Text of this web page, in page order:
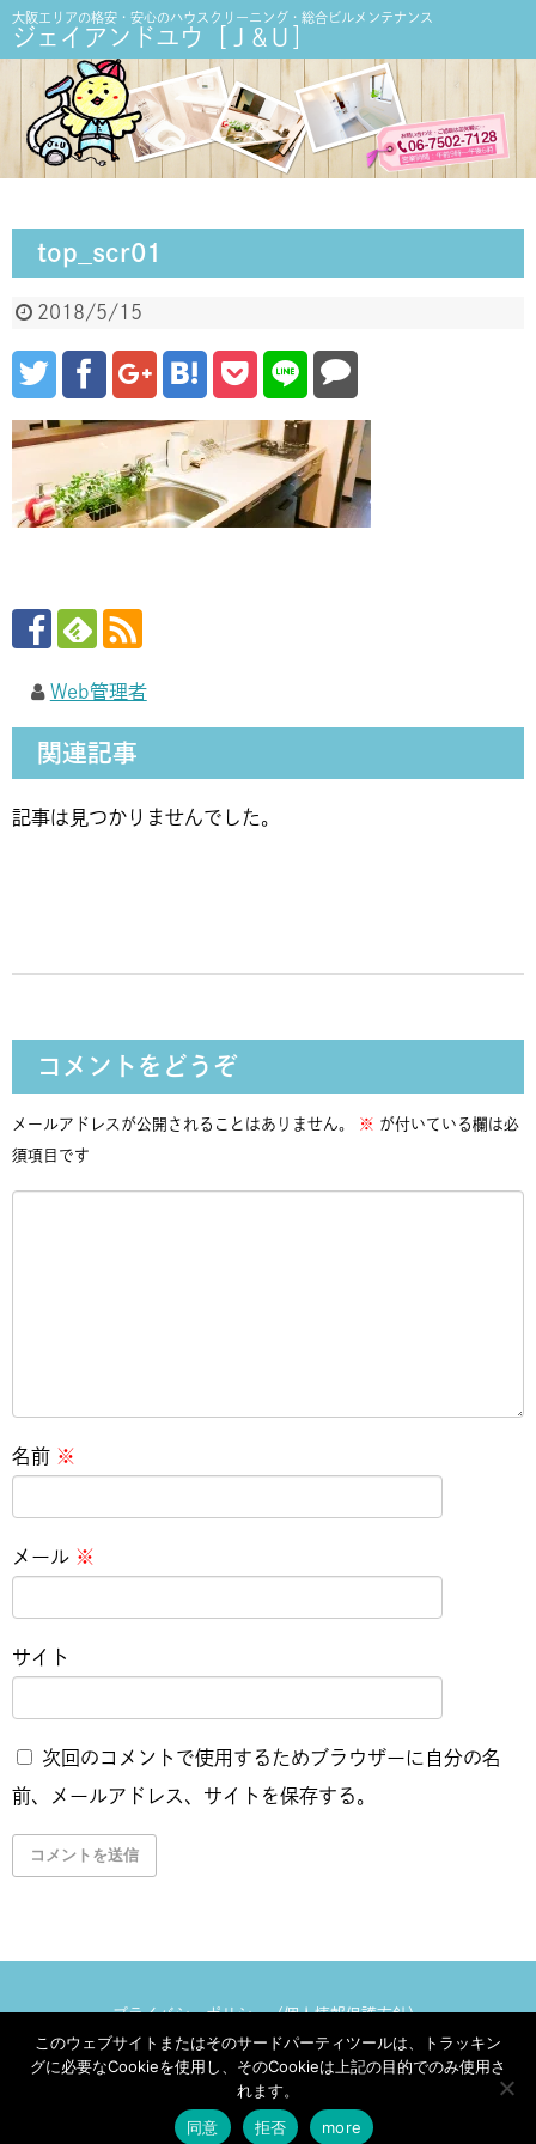
大阪エリアの格安・安心のハウスクリーニング・総合ビルメンテナンス
ジェイアンドユウ［Ｊ&Ｕ］
top_scr01
2018/5/15
Web管理者
関連記事
記事は見つかりませんでした。
コメントをどうぞ
メールアドレスが公開されることはありません。 ※ が付いている欄は必
須項目です
名前 ※
メール ※
サイト
次回のコメントで使用するためブラウザーに自分の名
前、メールアドレス、サイトを保存する。
プライバシーポリシー（個人情報保護方針）
Copyright© ジェイアンドユウ［Ｊ&Ｕ］All Rights Reserved.
このウェブサイトまたはそのサードパーティツールは、トラッキン
グに必要なCookieを使用し、そのCookieは上記の目的でのみ使用さ
れます。
同意
拒否 more